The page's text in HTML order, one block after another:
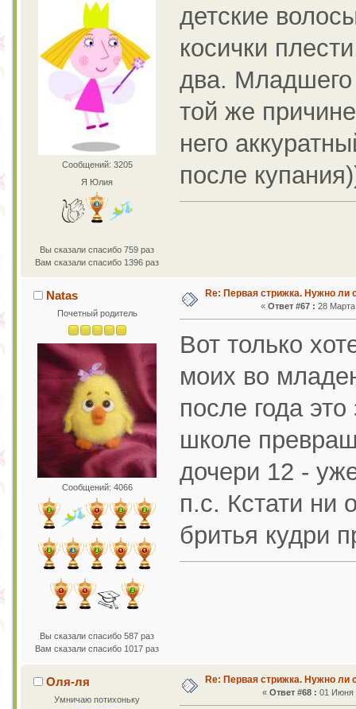
Сообщений: 3205
Я Юлия
Вы сказали спасибо 759 раз
Вам сказали спасибо 1396 раз
детские
косички
два.
той же
него
после
Natas
Почетный родитель
Сообщений: 4066
Вы сказали спасибо 587 раз
Вам сказали спасибо 1017 раз
Re: Первая стрижка. Нужно ли
« Ответ #67 : 28
Вот только
моих во
после года
школе
дочери 12 -
п.с. Кстати ни
бритья кудри
Оля-ля
Умничаю потихоньку
Re: Первая стрижка. Нужно ли
« Ответ #68 : 01 Июня